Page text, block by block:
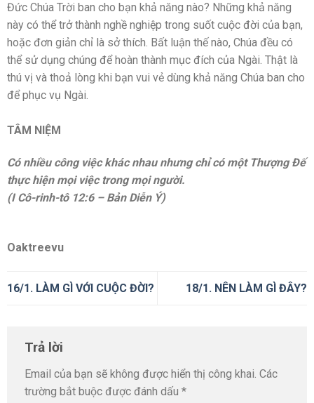
Đức Chúa Trời ban cho bạn khả năng nào? Những khả năng
này có thể trở thành nghề nghiệp trong suốt cuộc đời của bạn,
hoặc đơn giản chỉ là sở thích. Bất luận thế nào, Chúa đều có
thể sử dụng chúng để hoàn thành mục đích của Ngài. Thật là
thú vị và thoả lòng khi bạn vui vẻ dùng khả năng Chúa ban cho
để phục vụ Ngài.
TÂM NIỆM
Có nhiều công việc khác nhau nhưng chỉ có một Thượng Đế
thực hiện mọi việc trong mọi người.
(I Cô-rinh-tô 12:6 – Bản Diễn Ý)
Oaktreevu
16/1. LÀM GÌ VỚI CUỘC ĐỜI? 18/1. NÊN LÀM GÌ ĐÂY?
Trả lời
Email của bạn sẽ không được hiển thị công khai. Các
trường bắt buộc được đánh dấu *